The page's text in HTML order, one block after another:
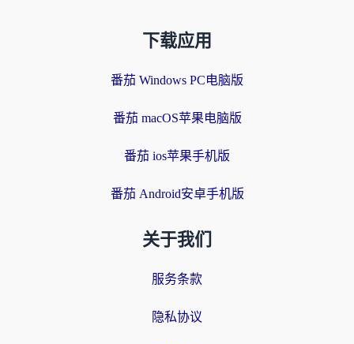
下载应用
番茄 Windows PC电脑版
番茄 macOS苹果电脑版
番茄 ios苹果手机版
番茄 Android安卓手机版
关于我们
服务条款
隐私协议